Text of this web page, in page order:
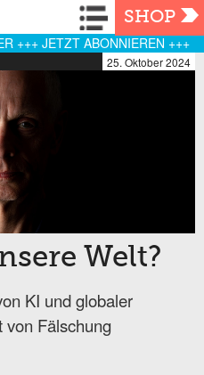
Navigation
SHOP
+++ JETZT ABONNIEREN +++
25. Oktober 2024
Welt?
KI und globaler
von Fälschung